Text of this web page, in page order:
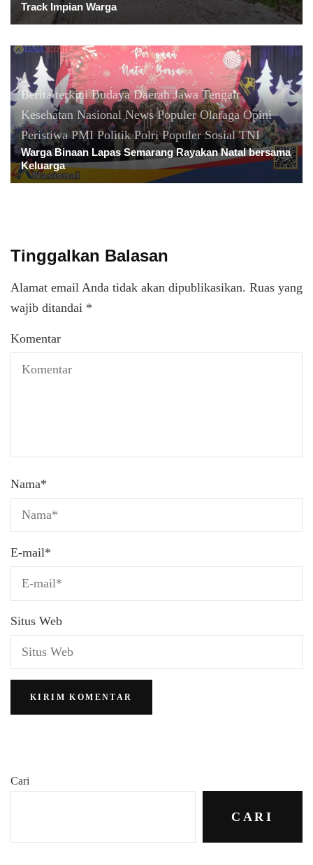
Track Impian Warga
Berita terkini Budaya Daerah Jawa Tengah
Kesehatan Nasional News Populer Olaraga Opini
Peristiwa PMI Politik Polri Populer Sosial TNI
Warga Binaan Lapas Semarang Rayakan Natal bersama
Keluarga
Tinggalkan Balasan
Alamat email Anda tidak akan dipublikasikan. Ruas yang
wajib ditandai *
Komentar
Nama*
E-mail*
Situs Web
Cari
CARI